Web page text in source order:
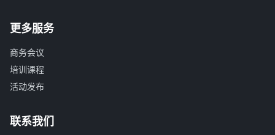
更多服务
商务会议
培训课程
活动发布
联系我们